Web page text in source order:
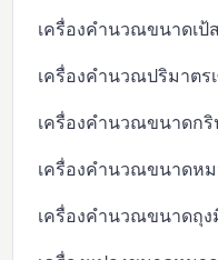
เครื่องคำนวณขนาดเป้
เครื่องคำนวณปริมาตร
เครื่องคำนวณขนาดก
เครื่องคำนวณขนาดห
เครื่องคำนวณขนาดถุง